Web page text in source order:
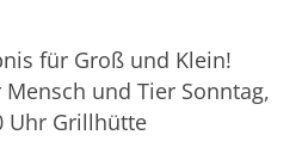
für Groß und Klein!
und Tier Sonntag,
Uhr Grillhütte